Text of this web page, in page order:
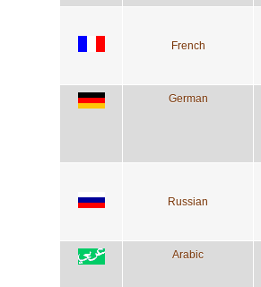
French
German
Russian
Arabic